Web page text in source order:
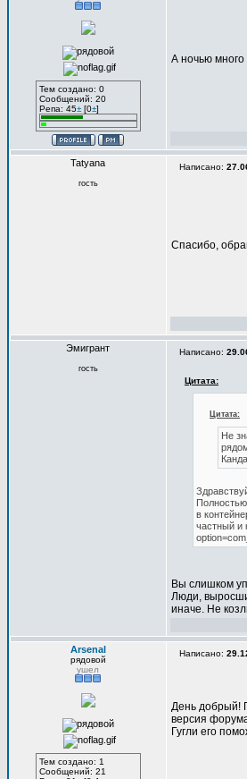
Тем создано: 0
Сообщений: 20
Репа: 45±[0±]
А ночью
Tatyana
гость
Написано:
Спасибо,
Эмигрант
гость
Написано:
Цитата:
Цитата:
Не
в
частный и
Вы слишком
Люди,
иначе. Не
Arsenal
рядовой
ушел
Тем создано: 1
Сообщений: 21
Написано:
День добрый!
версия
Гугли его